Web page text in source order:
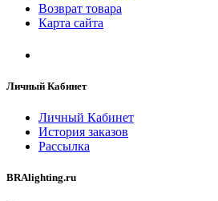
Возврат товара
Карта сайта
Личный Кабинет
Личный Кабинет
История заказов
Рассылка
BRAlighting.ru